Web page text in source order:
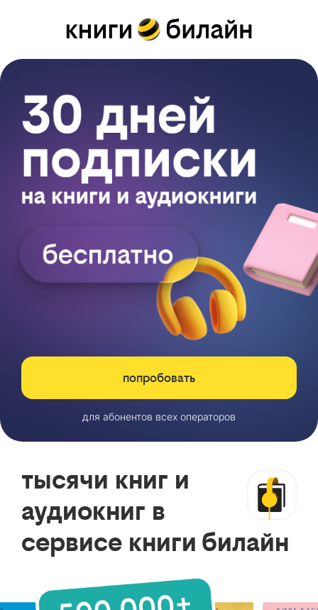
попробовать
для абонентов всех операторов
тысячи книг и
аудиокниг в
сервисе книги билайн